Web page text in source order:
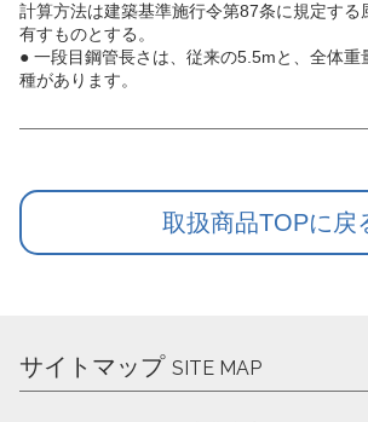
計算方法は建築基準施行令第87条に規定する
有すものとする。
● 一段目鋼管長さは、従来の5.5mと、全体重
種があります。
取扱商品TOPに戻
サイトマップ SITE MAP